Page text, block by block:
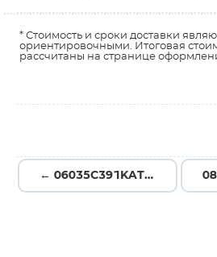
* Стоимость и сроки доставки
ориентировочными. Итоговая
рассчитаны на странице
← 06035C391KAT2A